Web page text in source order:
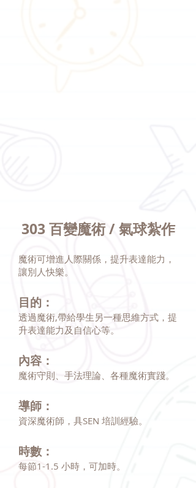
303 百變魔術 / 氣球紮作
魔術可增進人際關係，提升表達能力，
讓別人快樂。
目的：
透過魔術,帶給學生另一種思維方式，提
升表達能力及自信心等。
內容：
魔術守則、手法理論、各種魔術實踐。
導師：
資深魔術師，具SEN 培訓經驗。
時數：
每節1-1.5 小時，可加時。